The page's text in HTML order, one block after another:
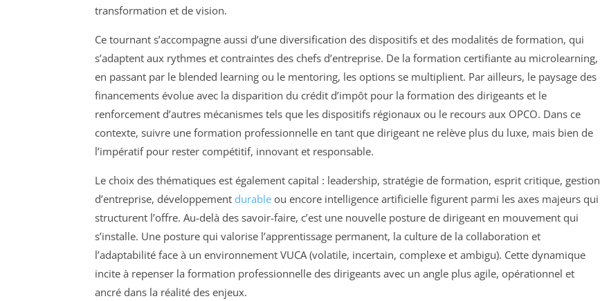
transformation et de vision.
Ce tournant s’accompagne aussi d’une diversification des dispositifs et des modalités de formation, qui
s’adaptent aux rythmes et contraintes des chefs d’entreprise. De la formation certifiante au microlearning,
en passant par le blended learning ou le mentoring, les options se multiplient. Par ailleurs, le paysage des
financements évolue avec la disparition du crédit d’impôt pour la formation des dirigeants et le
renforcement d’autres mécanismes tels que les dispositifs régionaux ou le recours aux OPCO. Dans ce
contexte, suivre une formation professionnelle en tant que dirigeant ne relève plus du luxe, mais bien de
l’impératif pour rester compétitif, innovant et responsable.
Le choix des thématiques est également capital : leadership, stratégie de formation, esprit critique, gestion
d’entreprise, développement durable ou encore intelligence artificielle figurent parmi les axes majeurs qui
structurent l’offre. Au-delà des savoir-faire, c’est une nouvelle posture de dirigeant en mouvement qui
s’installe. Une posture qui valorise l’apprentissage permanent, la culture de la collaboration et
l’adaptabilité face à un environnement VUCA (volatile, incertain, complexe et ambigu). Cette dynamique
incite à repenser la formation professionnelle des dirigeants avec un angle plus agile, opérationnel et
ancré dans la réalité des enjeux.